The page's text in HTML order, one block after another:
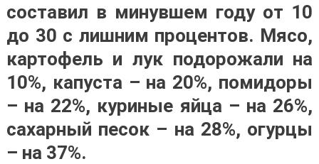
составил в минувшем году от 10
до 30 с лишним процентов. Мясо,
картофель и лук подорожали на
10%, капуста – на 20%, помидоры
– на 22%, куриные яйца – на 26%,
сахарный песок – на 28%, огурцы
– на 37%.